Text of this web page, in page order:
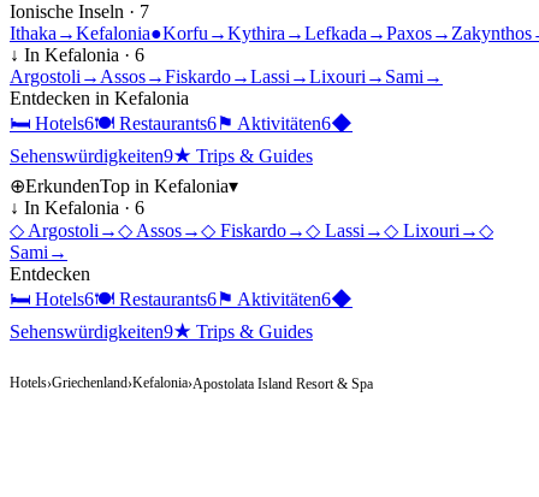
Ionische Inseln · 7
Ithaka →Kefalonia●Korfu →Kythira →Lefkada →Paxos→ Zakynthos
↓ In Kefalonia · 6
Argostoli → Assos→Fiskardo→Lassi →Lixouri → Sami →
Entdecken in Kefalonia
🛏 Hotels6🍽 Restaurants6⚑ Aktivitäten6◆
Sehenswürdigkeiten9★ Trips & Guides
⊕ErkundenTop in Kefalonia▾
↓ In Kefalonia · 6
◇ Argostoli →◇ Assos→◇ Fiskardo→◇ Lassi →◇ Lixouri →◇
Sami →
Entdecken
🛏 Hotels6🍽 Restaurants6⚑ Aktivitäten6◆
Sehenswürdigkeiten9★ Trips & Guides
Hotels›Griechenland›Kefalonia›Apostolata Island Resort & Spa